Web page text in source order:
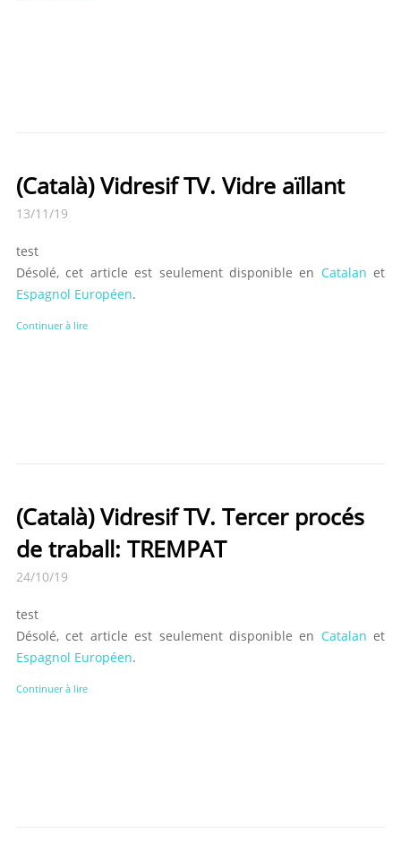
(Català) Vidresif TV. Vidre aïllant
13/11/19
test
Désolé, cet article est seulement disponible en Catalan et
Espagnol Européen.
Continuer à lire
(Català) Vidresif TV. Tercer procés
de traball: TREMPAT
24/10/19
test
Désolé, cet article est seulement disponible en Catalan et
Espagnol Européen.
Continuer à lire